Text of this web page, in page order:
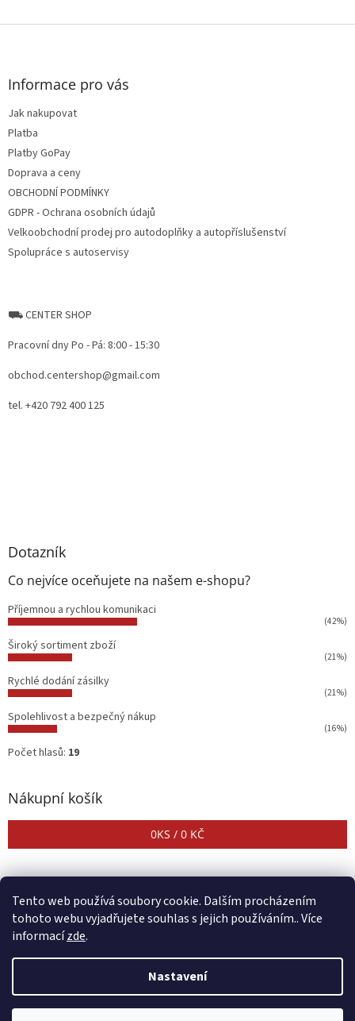
Tento web používá soubory cookie. Dalším procházením
tohoto webu vyjadřujete souhlas s jejich používáním.. Více
informacízde.
Nastavení
Z
Informace pro vás
Jak nakupovat
Platba
Platby GoPay
Doprava a ceny
OBCHODNÍ PODMÍNKY
GDPR - Ochrana osobních údajů
Velkoobchodní prodej pro autodoplňky a autopříslušenství
Spolupráce s autoservisy
⛟ CENTER SHOP
Pracovní dny Po - Pá: 8:00 - 15:30
obchod.centershop@gmail.com
tel. +420 792 400 125
Dotazník
Co nejvíce oceňujete na našem e-shopu?
Příjemnou a rychlou komunikaci
(42%)
Široký sortiment zboží
(21%)
Rychlé dodání zásilky
(21%)
Spolehlivost a bezpečný nákup
(16%)
Počet hlasů: 19
Nákupní košík
0KS / 0 KČ
Copyright 2026CENTER SHOP. Všechna práva vyhrazena.Upravit